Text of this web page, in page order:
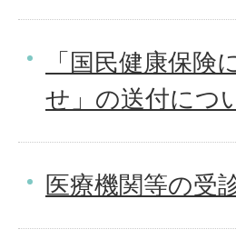
「国民健康保
せ」の送付につ
医療機関等の受